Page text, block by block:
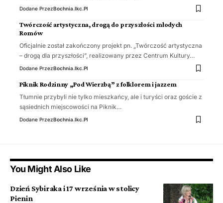
Dodane PrzezBochnia.ikc.pl
Twórczość artystyczna, drogą do przyszłości młodych
Romów
Oficjalnie został zakończony projekt pn. „Twórczość artystyczna
– drogą dla przyszłości”, realizowany przez Centrum Kultury…
Dodane PrzezBochnia.ikc.pl
Piknik Rodzinny „Pod Wierzbą” z folklorem i jazzem
Tłumnie przybyli nie tylko mieszkańcy, ale i turyści oraz goście z
sąsiednich miejscowości na Piknik…
Dodane PrzezBochnia.ikc.pl
You Might Also Like
Dzień Sybiraka i 17 września w stolicy
Pienin